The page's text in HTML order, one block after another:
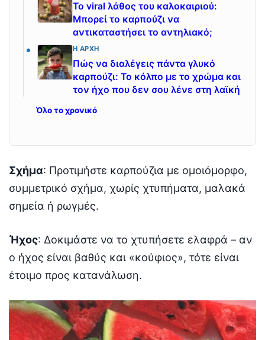
Το viral λάθος του καλοκαιριού:
Μπορεί το καρπούζι να
αντικαταστήσει το αντηλιακό;
Η ΑΡΧΉ
Πώς να διαλέγεις πάντα γλυκό
καρπούζι: Το κόλπο με το χρώμα και
τον ήχο που δεν σου λένε στη λαϊκή
Όλο το χρονικό
Σχήμα: Προτιμήστε καρπούζια με ομοιόμορφο,
συμμετρικό σχήμα, χωρίς χτυπήματα, μαλακά
σημεία ή ρωγμές.
Ήχος: Δοκιμάστε να το χτυπήσετε ελαφρά – αν
ο ήχος είναι βαθύς και «κούφιος», τότε είναι
έτοιμο προς κατανάλωση.